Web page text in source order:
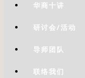
华商十讲
研讨会/活动
导师团队
联络我们